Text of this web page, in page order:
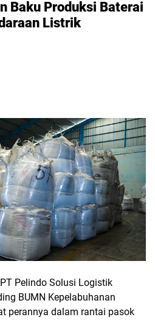
Baku Produksi Baterai
Listrik
PT Pelindo Solusi Logistik
BUMN Kepelabuhanan
perannya dalam rantai pasok